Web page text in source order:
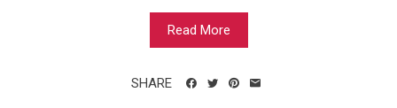
Read More
SHARE